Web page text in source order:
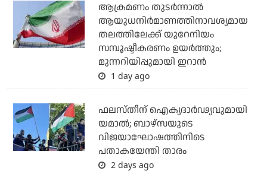
ആക്രമണം തുടര്‍ന്നാല്‍
ആയുധനിര്‍മാണത്തിനാവശ്യമായ
തലത്തിലേക്ക് യുറേനിയം
സമ്പൂഷ്ടീകരണം ഉയര്‍ത്തും;
മുന്നറിയിപ്പുമായി ഇറാന്‍
1 day ago
ഫലസ്തീന് ഐക്യദാര്‍ഢ്യവുമായി
യമാല്‍; ബാഴ്സയുടെ
വിജയാഘോഷത്തിനിടെ
പതാകയേന്തി താരം
2 days ago